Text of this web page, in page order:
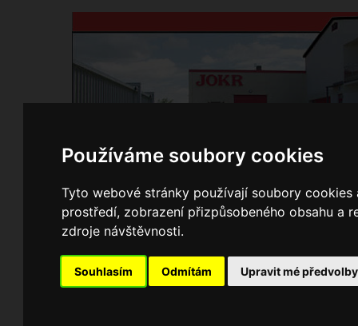
Používáme soubory cookies
Tyto webové stránky používají soubory
prostředí, zobrazení přizpůsobeného obsahu a
zdroje návštěvnosti.
Souhlasím Odmítám Upravit mé předvolby
Domů Kontakty Přihlášení Ke
Pracoviště laser
Nové pracoviště firmy
E-shop JOKR